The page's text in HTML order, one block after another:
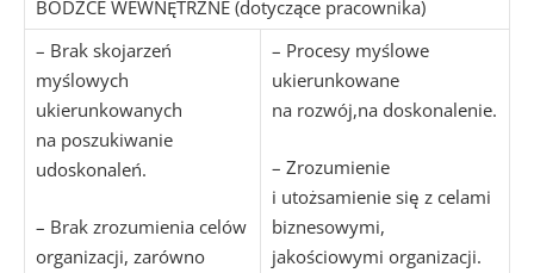
BODŹCE WEWNĘTRZNE (dotyczące pracownika)
– Brak skojarzeń
myślowych
ukierunkowanych
na poszukiwanie
udoskonaleń.
– Brak zrozumienia celów
organizacji, zarówno
– Procesy myślowe
ukierunkowane
na rozwój,na doskonalenie.
– Zrozumienie
i utożsamienie się z celami
biznesowymi,
jakościowymi organizacji.